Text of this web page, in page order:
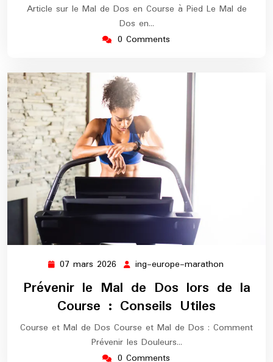
Article sur le Mal de Dos en Course à Pied Le Mal de
Dos en…
0 Comments
07 mars 2026 07
mars
2026
ing-europe-marathon
europe-
marathon
Prévenir le Mal de Dos lors de la
Course : Conseils Utiles
Course et Mal de Dos Course et Mal de Dos : Comment
Prévenir les Douleurs…
0 Comments